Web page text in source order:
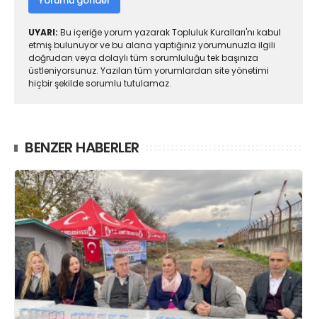
UYARI: Bu içeriğe yorum yazarak Topluluk Kuralları'nı kabul
etmiş bulunuyor ve bu alana yaptığınız yorumunuzla ilgili
doğrudan veya dolaylı tüm sorumluluğu tek başınıza
üstleniyorsunuz. Yazılan tüm yorumlardan site yönetimi
hiçbir şekilde sorumlu tutulamaz.
BENZER HABERLER